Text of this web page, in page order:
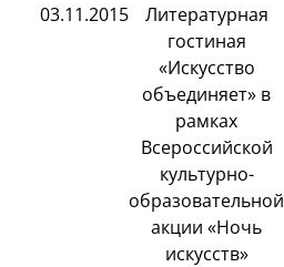
03.11.2015
Литературная
гостиная
«Искусство
объединяет» в
рамках
Всероссийской
культурно-
образовательной
акции «Ночь
искусств»